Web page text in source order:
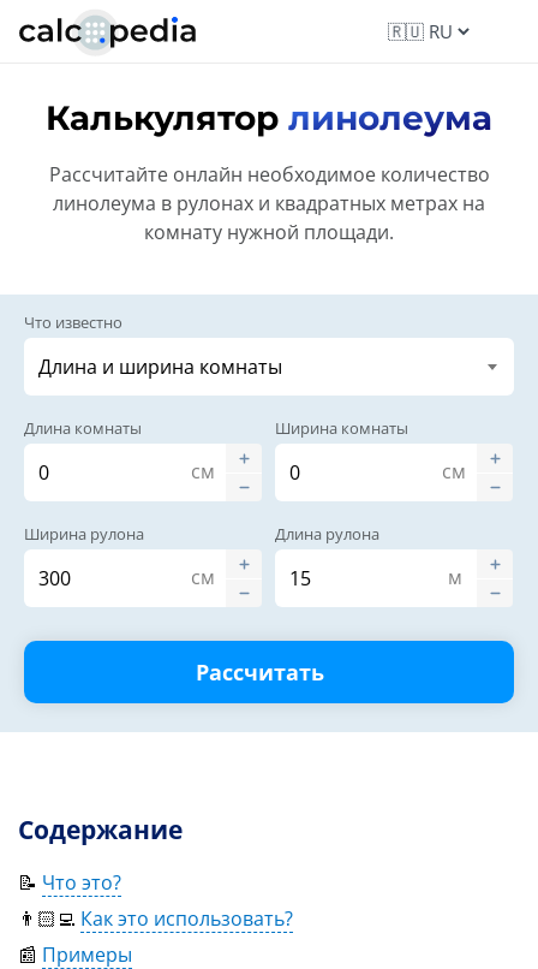
Калькулятор линолеума
Рассчитайте онлайн необходимое количество
линолеума в рулонах и квадратных метрах на
комнату нужной площади.
Что известно
Длина комнаты
см
Ширина комнаты
см
Ширина рулона
см
Длина рулона
м
Рассчитать
Содержание
📝 Что это?
👨🏻‍💻 Как это использовать?
📰 Примеры